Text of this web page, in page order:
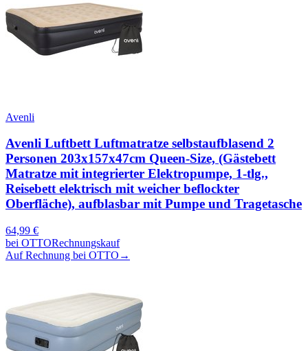
Avenli
Avenli Luftbett Luftmatratze selbstaufblasend 2
Personen 203x157x47cm Queen-Size, (Gästebett
Matratze mit integrierter Elektropumpe, 1-tlg.,
Reisebett elektrisch mit weicher beflockter
Oberfläche), aufblasbar mit Pumpe und Tragetasche
64,99 €
bei OTTORechnungskauf
Auf Rechnung bei OTTO →